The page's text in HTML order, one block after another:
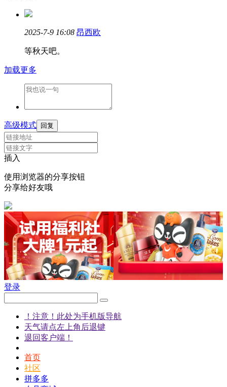
2025-7-9 16:08 昂西欧
等秋天吧。
加载更多
高级模式 回复
插入
使用浏览器的分享按钮
分享给好友哦
登录
！注意！此处为手机版导航
天气请点左上角后退键
退回客户端！
首页
社区
拼多多